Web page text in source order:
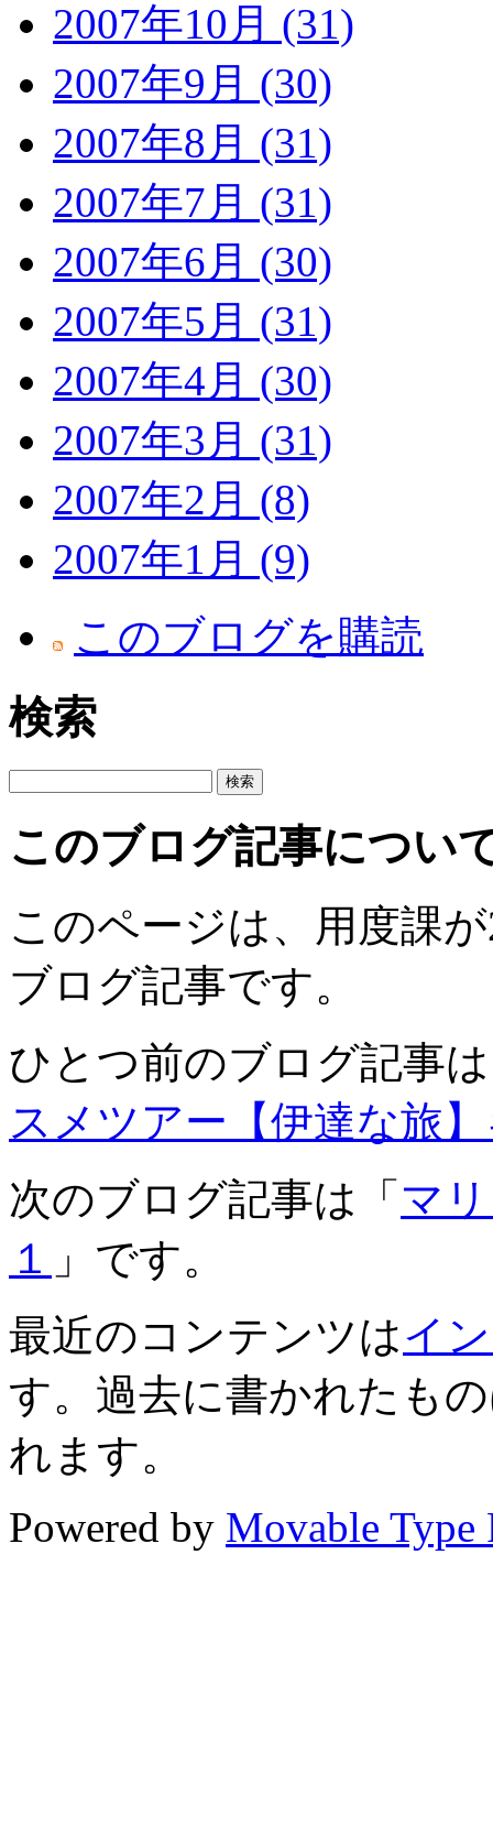
2007年10月 (31)
2007年9月 (30)
2007年8月 (31)
2007年7月 (31)
2007年6月 (30)
2007年5月 (31)
2007年4月 (30)
2007年3月 (31)
2007年2月 (8)
2007年1月 (9)
このブログを購読
検索
このブログ記事につい
このページは、用度課
ブログ記事です。
ひとつ前のブログ記事
スメツアー【伊達な旅
次のブログ記事は「 マ
１ 」です。
最近のコンテンツはイ
す。過去に書かれたも
れます。
Powered by Movable Type